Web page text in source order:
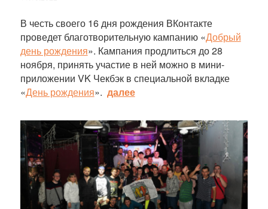
В честь своего 16 дня рождения ВКонтакте
проведет благотворительную кампанию «Добрый
день рождения». Кампания продлиться до 28
ноября, принять участие в ней можно в мини-
приложении VK Чекбэк в специальной вкладке
«День рождения». далее
Статья